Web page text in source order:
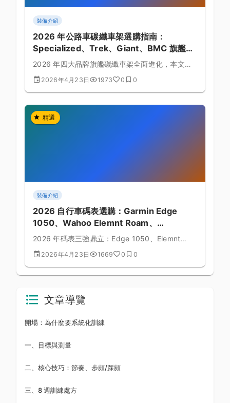
裝備介紹
2026 年公路車碳纖車架選購指南：
Specialized、Trek、Giant、BMC 旗艦對
比
2026 年四大品牌旗艦碳纖車架全面進化，本文從
剛性、空力、重量、台灣售價等面向，幫你挑出最
適合的那一台。
2026年4月23日 1973 0 0
精選
裝備介紹
2026 自行車碼表選購：Garmin Edge
1050、Wahoo Elemnt Roam、
Hammerhead Karoo 3 對決
2026 年碼表三強鼎立：Edge 1050、Elemnt
Roam v2、Karoo 3。本文深度對比功能、操作、
地圖、售價。
2026年4月23日 1669 0 0
文章導覽
開場：為什麼要系統化訓練
一、目標與測量
二、核心技巧：節奏、步頻/踩頻
三、8 週訓練處方